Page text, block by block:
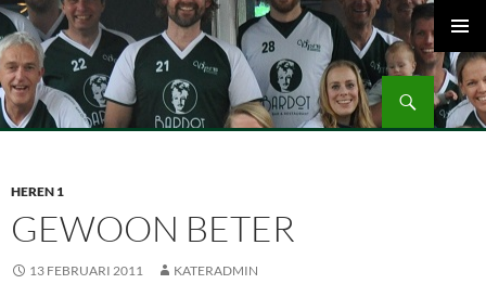
Ga
naar
de
inhoud
Volleybalvereniging Vips Bardot
Zoeken
MENU
HEREN 1
GEWOON BETER
13 FEBRUARI 2011 KATERADMIN